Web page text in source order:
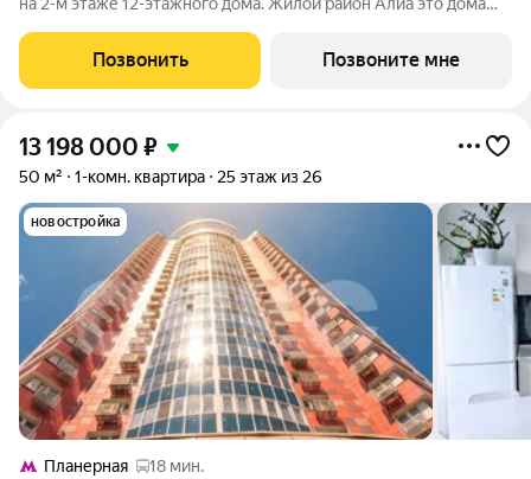
находится в Покровском-Стрешневе, экологически чистом
районе на престижном
Позвонить Позвоните мне
13 198 000 ₽
50 м² 1-комн. квартира 25 этаж из 26
новостройка
Планерная
18 мин.